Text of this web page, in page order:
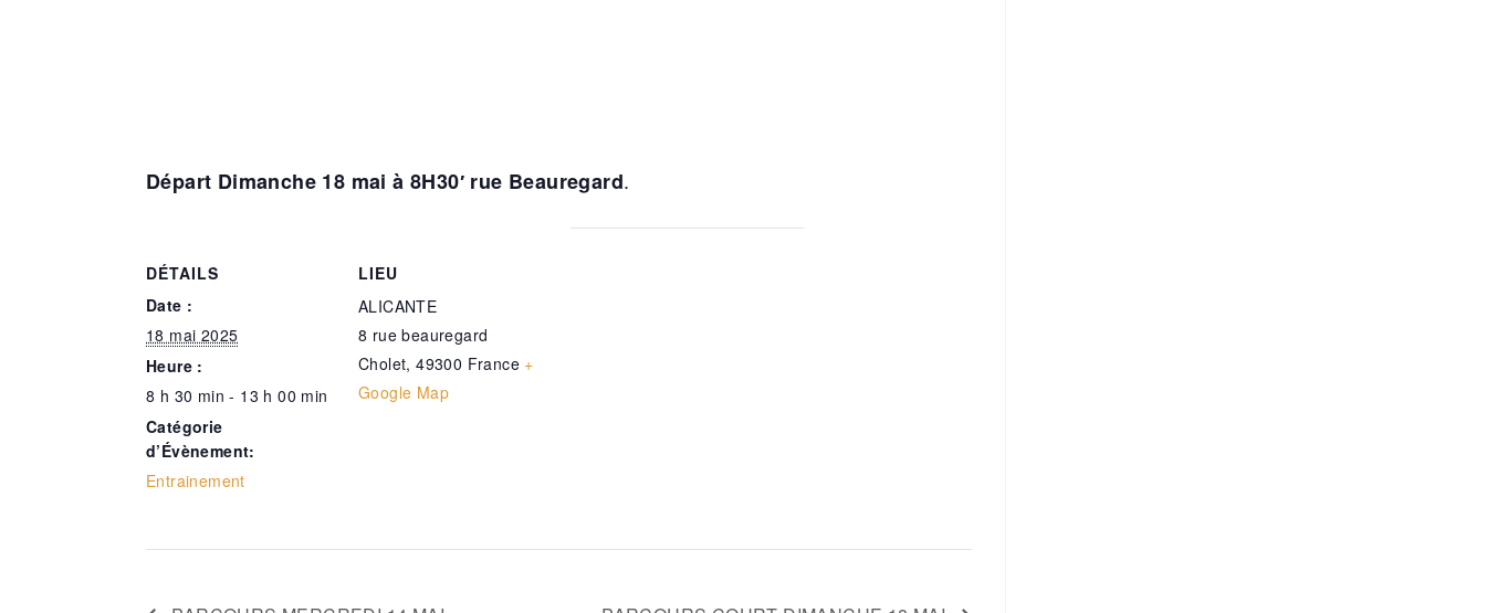
Départ Dimanche 18 mai à 8H30′ rue Beauregard.
DÉTAILS
Date :
18 mai 2025
Heure :
8 h 30 min - 13 h 00 min
Catégorie
d’Évènement:
Entrainement
LIEU
ALICANTE
8 rue beauregard
Cholet, 49300 France +
Google Map